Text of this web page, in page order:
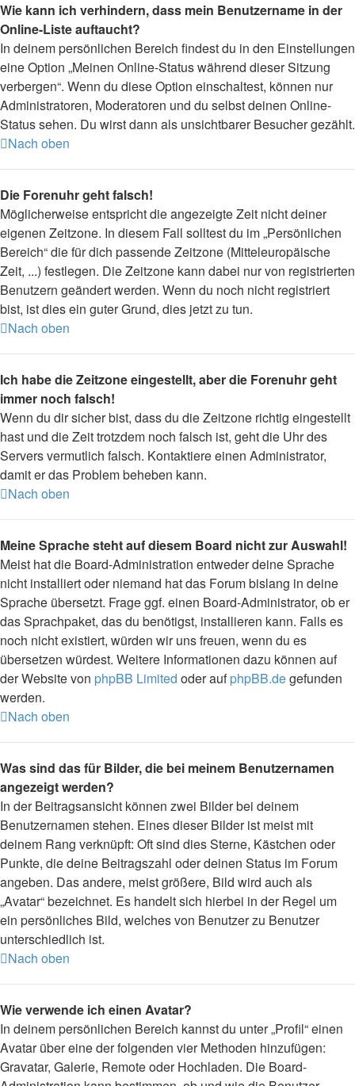
Wie kann ich verhindern, dass mein Benutzername in der
Online-Liste auftaucht?
In deinem persönlichen Bereich findest du in den Einstellungen
eine Option „Meinen Online-Status während dieser Sitzung
verbergen“. Wenn du diese Option einschaltest, können nur
Administratoren, Moderatoren und du selbst deinen Online-
Status sehen. Du wirst dann als unsichtbarer Besucher gezählt.
Nach oben
Die Forenuhr geht falsch!
Möglicherweise entspricht die angezeigte Zeit nicht deiner
eigenen Zeitzone. In diesem Fall solltest du im „Persönlichen
Bereich“ die für dich passende Zeitzone (Mitteleuropäische
Zeit, ...) festlegen. Die Zeitzone kann dabei nur von registrierten
Benutzern geändert werden. Wenn du noch nicht registriert
bist, ist dies ein guter Grund, dies jetzt zu tun.
Nach oben
Ich habe die Zeitzone eingestellt, aber die Forenuhr geht
immer noch falsch!
Wenn du dir sicher bist, dass du die Zeitzone richtig eingestellt
hast und die Zeit trotzdem noch falsch ist, geht die Uhr des
Servers vermutlich falsch. Kontaktiere einen Administrator,
damit er das Problem beheben kann.
Nach oben
Meine Sprache steht auf diesem Board nicht zur Auswahl!
Meist hat die Board-Administration entweder deine Sprache
nicht installiert oder niemand hat das Forum bislang in deine
Sprache übersetzt. Frage ggf. einen Board-Administrator, ob er
das Sprachpaket, das du benötigst, installieren kann. Falls es
noch nicht existiert, würden wir uns freuen, wenn du es
übersetzen würdest. Weitere Informationen dazu können auf
der Website von phpBB Limited oder aufphpBB.degefunden
werden.
Nach oben
Was sind das für Bilder, die bei meinem Benutzernamen
angezeigt werden?
In der Beitragsansicht können zwei Bilder bei deinem
Benutzernamen stehen. Eines dieser Bilder ist meist mit
deinem Rang verknüpft: Oft sind dies Sterne, Kästchen oder
Punkte, die deine Beitragszahl oder deinen Status im Forum
angeben. Das andere, meist größere, Bild wird auch als
„Avatar“ bezeichnet. Es handelt sich hierbei in der Regel um
ein persönliches Bild, welches von Benutzer zu Benutzer
unterschiedlich ist.
Nach oben
Wie verwende ich einen Avatar?
In deinem persönlichen Bereich kannst du unter „Profil“ einen
Avatar über eine der folgenden vier Methoden hinzufügen:
Gravatar, Galerie, Remote oder Hochladen. Die Board-